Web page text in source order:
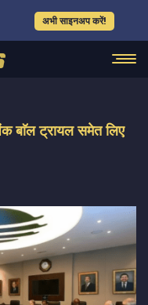
अभी साइनअप करें!
बाॅल ट्रायल समेत लिए